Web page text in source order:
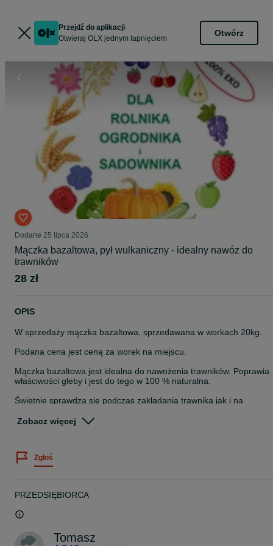
Przejdź do aplikacji
Otwieraj OLX jednym tapnięciem
Otwórz
Dodane 25 lipca 2026
Mączka bazaltowa, pył wulkaniczny - idealny nawóz do
trawników
28 zł
OPIS
W sprzedaży mączka bazaltowa, sprzedawana w workach 20kg.
Podana cena jest ceną za worek na miejscu.
Mączka bazaltowa jest idealna do nawożenia trawników. Poprawia
właściwości gleby i jest do tego w 100 % naturalna.
Świetnie sprawdza się podczas zakładania trawnika jak i na
można ją dodać do kompostu lub obornika.
Zobojętnienie gleby spowoduje, że choroby lubiące wilgoć wyginą
oraz zapobiega chorobom grzybowym.
łatwiej przyswajają taką formę nawozu. Dzięki mączce bazaltowej
przetrwaniu susz. Środek ten działa jak gąbka, przejmując wodę
ogrodnictwie ekologicznym.
Zobacz więcej
Zgłoś
PRZEDSIĘBIORCA
Tomasz